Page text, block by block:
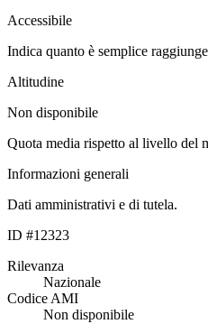
Accessibile
Indica quanto è semplice
Altitudine
Non disponibile
Quota media rispetto al livello del
Informazioni generali
Dati amministrativi e di tutela.
ID #12323
Rilevanza
Nazionale
Codice AMI
Non disponibile